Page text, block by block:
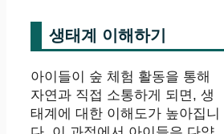
생태계 이해하기
아이들이 숲 체험 활동을 통해
자연과 직접 소통하게 되면, 생
태계에 대한 이해도가 높아집니